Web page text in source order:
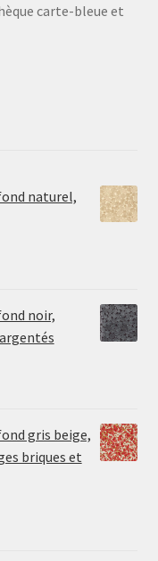
carte-bleue et
naturel,
noir,
gris beige,
briques et